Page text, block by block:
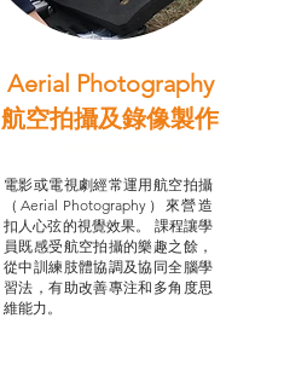
Aerial Photography
航空拍攝及錄像製作
電影或電視劇經常運用航空拍攝
（Aerial Photography）來營造
扣人心弦的視覺效果。 課程讓學
員既感受航空拍攝的樂趣之餘，
從中訓練肢體協調及協同全腦學
習法，有助改善專注和多角度思
維能力。